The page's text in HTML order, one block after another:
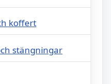
koffert
stängningar